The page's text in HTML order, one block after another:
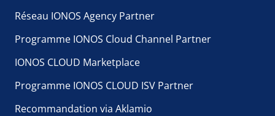
Réseau IONOS Agency Partner
Programme IONOS Cloud Channel Partner
IONOS CLOUD Marketplace
Programme IONOS CLOUD ISV Partner
Recommandation via Aklamio